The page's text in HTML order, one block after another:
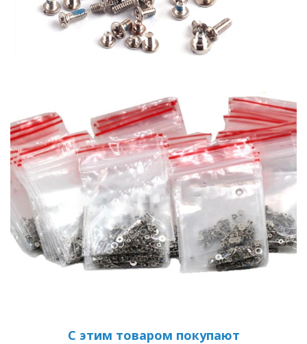
С этим товаром покупают